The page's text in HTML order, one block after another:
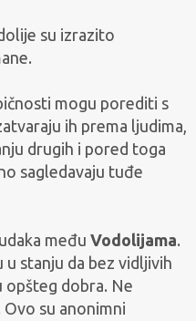
su izrazito
mogu porediti s
ih prema ljudima,
drugih i pored toga
sagledavaju tuđe
među Vodolijama.
u stanju da bez vidljivih
opšteg dobra. Ne
su anonimni